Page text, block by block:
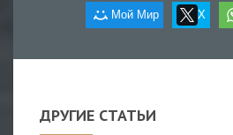
Мой Мир X
ДРУГИЕ СТАТЬИ